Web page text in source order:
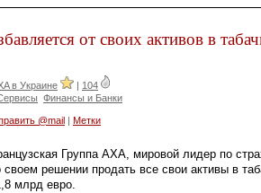
от своих активов в
в Украине | 104
Финансы и Банки
@mail Метки
Группа АХА, мировой лидер по
своем решении продать все свои активы в
млрд евро.